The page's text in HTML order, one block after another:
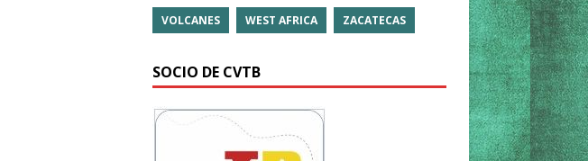
VOLCANES WEST AFRICA ZACATECAS
SOCIO DE CVTB